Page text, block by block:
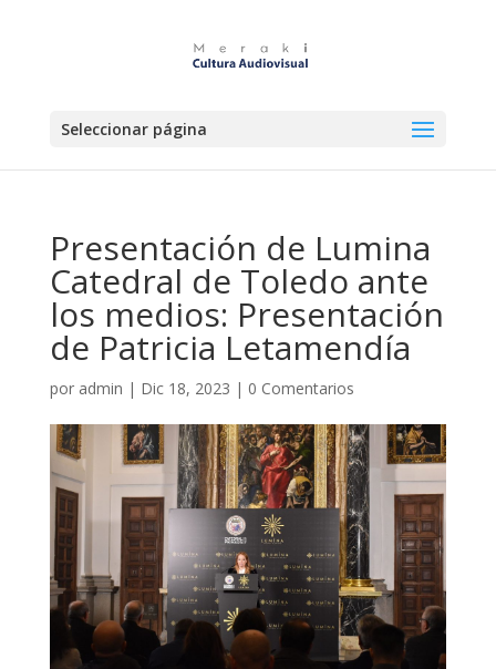
Seleccionar página
Presentación de Lumina
Catedral de Toledo ante
los medios: Presentación
de Patricia Letamendía
por admin | Dic 18, 2023 | 0 Comentarios